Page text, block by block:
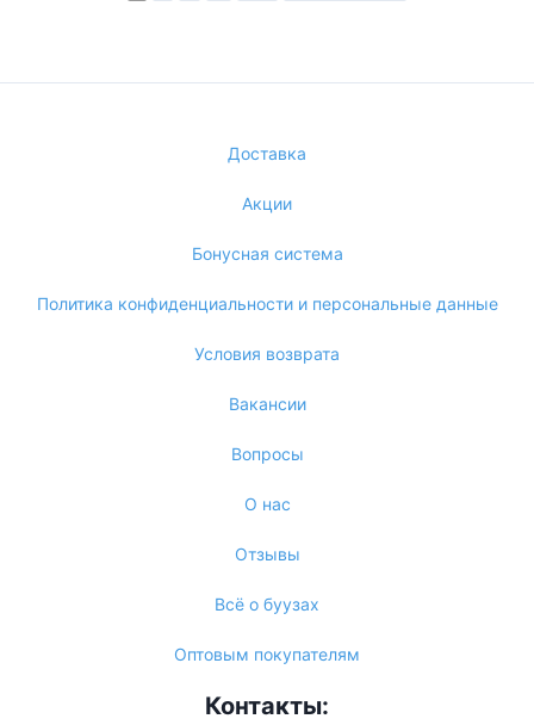
Доставка
Акции
Бонусная система
Политика конфиденциальности и персональные данные
Условия возврата
Вакансии
Вопросы
О нас
Отзывы
Всё о буузах
Оптовым покупателям
Контакты: